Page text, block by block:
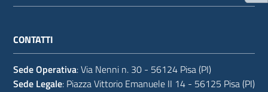
CONTATTI
Sede Operativa: Via Nenni n. 30 - 56124 Pisa (PI)
Sede Legale: Piazza Vittorio Emanuele II 14 - 56125 Pisa (PI)